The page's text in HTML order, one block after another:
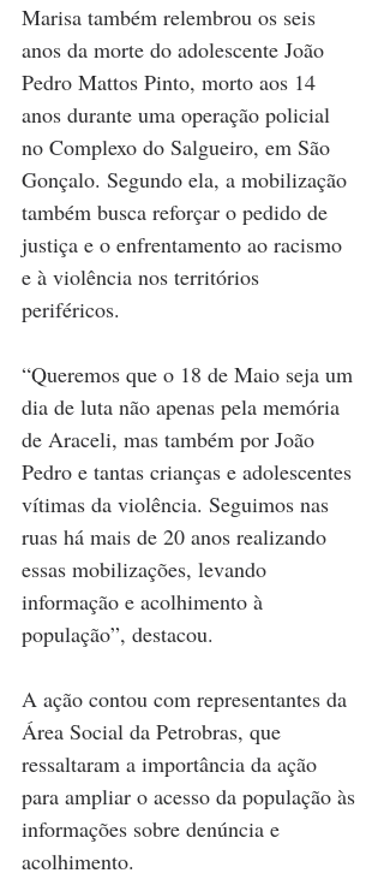
Marisa também relembrou os seis
anos da morte do adolescente João
Pedro Mattos Pinto, morto aos 14
anos durante uma operação policial
no Complexo do Salgueiro, em São
Gonçalo. Segundo ela, a mobilização
também busca reforçar o pedido de
justiça e o enfrentamento ao racismo
e à violência nos territórios
periféricos.
“Queremos que o 18 de Maio seja um
dia de luta não apenas pela memória
de Araceli, mas também por João
Pedro e tantas crianças e adolescentes
vítimas da violência. Seguimos nas
ruas há mais de 20 anos realizando
essas mobilizações, levando
informação e acolhimento à
população”, destacou.
A ação contou com representantes da
Área Social da Petrobras, que
ressaltaram a importância da ação
para ampliar o acesso da população às
informações sobre denúncia e
acolhimento.